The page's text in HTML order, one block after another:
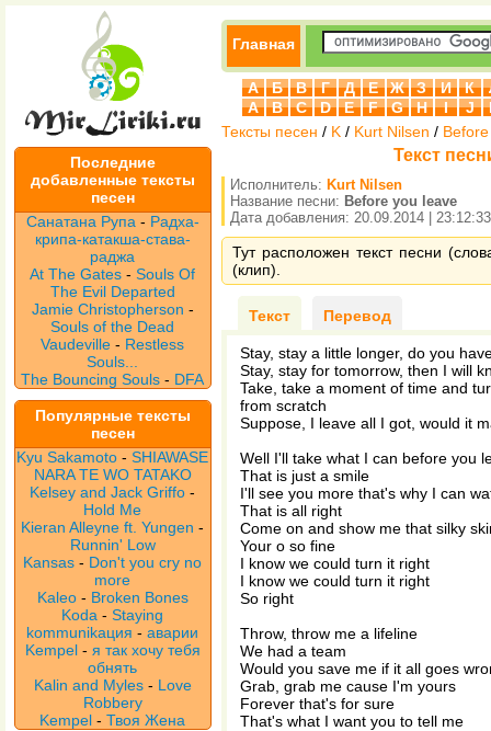
Последние
добавленные тексты
песен
Санатана Рупа - Радха-
крипа-катакша-става-
раджа
At The Gates -Souls Of
The Evil Departed
Jamie Christopherson -
Souls of the Dead
Vaudeville- Restless
Souls...
The Bouncing Souls - DFA
Популярные тексты
песен
Kyu Sakamoto -SHIAWASE
NARA TE WO TATAKO
Kelsey and Jack Griffo -
Hold Me
Kieran Alleyne ft. Yungen -
Runnin' Low
Kansas - Don't you cry no
more
Kaleo - Broken Bones
Koda -Staying
kommunikaция -аварии
Kempel - я так хочу тебя
обнять
Kalin and Myles - Love
Robbery
Kempel -Твоя Жена
Главная
А Б В Г Д Е Ж З И К
A
B C D E F G H I J
Тексты песен / K / Kurt Nilsen /
Текст
Исполнитель: Kurt Nilsen
Название песни: Before you leave
Дата добавления: 20.09.2014 | 23:12:33
Тут расположен текст песни
(клип).
Текст Перевод
Stay, stay a little longer, do you
Stay, stay for tomorrow, then I will
Take, take a moment of time and
from scratch
Suppose, I leave all I got, would it
Well I'll take what I can before you
That is just a smile
I'll see you more that's why I can
That is all right
Come on and show me that silky
Your o so fine
I know we could turn it right
I know we could turn it right
So right
Throw, throw me a lifeline
We had a team
Would you save me if it all goes
Grab, grab me cause I'm yours
Forever that's for sure
That's what I want you to tell me